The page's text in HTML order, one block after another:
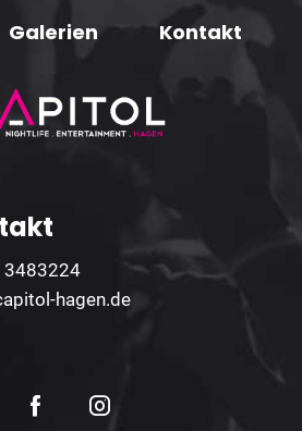
Galerien Kontakt
3483224
hagen.de